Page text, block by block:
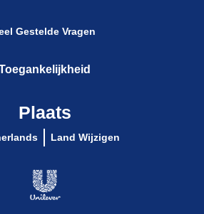
Gestelde Vragen
Plaats
Land Wijzigen